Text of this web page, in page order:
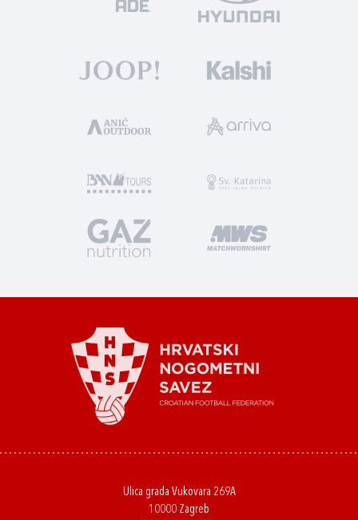
Ulica grada Vukovara 269A
10000 Zagreb